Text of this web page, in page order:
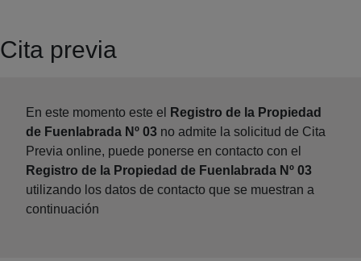
Cita previa
En este momento este el
Registro de la Propiedad
de Fuenlabrada Nº 03 no admite la solicitud de Cita
Previa online, puede ponerse en contacto con el
Registro de la Propiedad de Fuenlabrada Nº 03
utilizando los datos de contacto que se muestran a
continuación